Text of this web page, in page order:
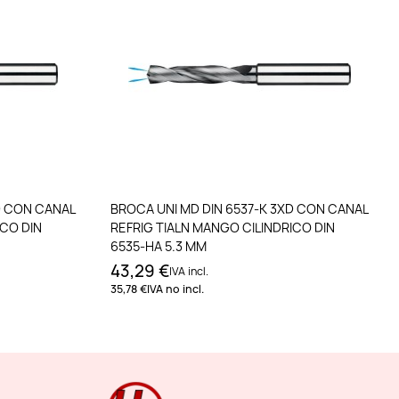
CON CANAL
DIN
Añadir al carrito
BROCA UNI MD DIN 6537-K 3XD CON CANAL
REFRIG TIALN MANGO CILINDRICO DIN
6535-HA 5.3 MM
43,29 €IVA incl.
35,78 €IVA no incl.